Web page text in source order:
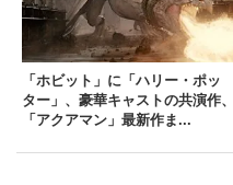
「ホビット」に「ハリー・ポッ
ター」、豪華キャストの共演作、
「アクアマン」最新作ま...